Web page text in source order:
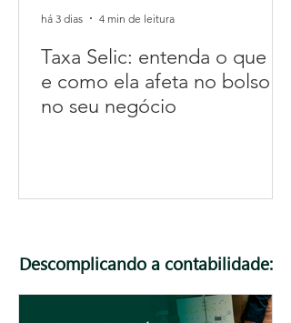
Taxa Selic: entenda o que é
e como ela afeta no bolso e
no seu negócio
há 3 dias 4 min de leitura
Descomplicando a contabilidade: